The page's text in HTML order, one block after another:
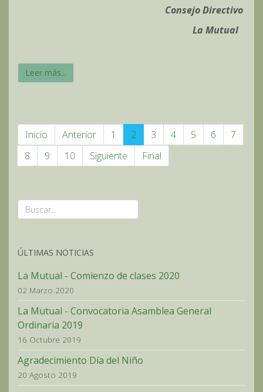
Consejo Directivo
La Mutual
Leer más...
Inicio Anterior 1 2 3 4 5 6
7
8
9 10 Siguiente Final
ÚLTIMAS NOTICIAS
La Mutual - Comienzo de clases 2020
02 Marzo 2020
La Mutual - Convocatoria Asamblea General
Ordinaria 2019
16 Octubre 2019
Agradecimiento Día del Niño
20 Agosto 2019